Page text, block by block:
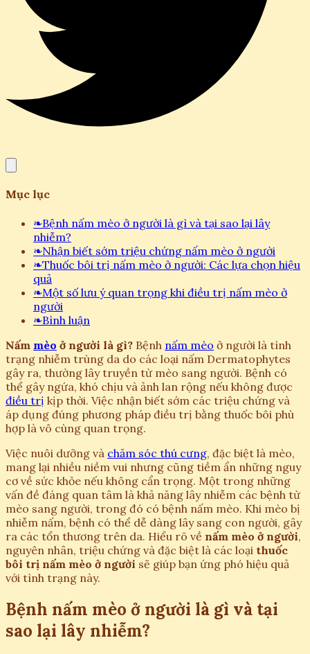
Mục lục
❧Bệnh nấm mèo ở người là gì và tại sao lại lây
nhiễm?
❧Nhận biết sớm triệu chứng nấm mèo ở người
❧Thuốc bôi trị nấm mèo ở người: Các lựa chọn hiệu
quả
❧Một số lưu ý quan trọng khi điều trị nấm mèo ở
người
❧Bình luận
Nấm mèo ở người là gì? Bệnh nấm mèo ở người là tình
trạng nhiễm trùng da do các loại nấm Dermatophytes
gây ra, thường lây truyền từ mèo sang người. Bệnh có
thể gây ngứa, khó chịu và ảnh lan rộng nếu không được
điều trị kịp thời. Việc nhận biết sớm các triệu chứng và
áp dụng đúng phương pháp điều trị bằng thuốc bôi phù
hợp là vô cùng quan trọng.
Việc nuôi dưỡng và chăm sóc thú cưng, đặc biệt là mèo,
mang lại nhiều niềm vui nhưng cũng tiềm ẩn những nguy
cơ về sức khỏe nếu không cẩn trọng. Một trong những
vấn đề đáng quan tâm là khả năng lây nhiễm các bệnh từ
mèo sang người, trong đó có bệnh nấm mèo. Khi mèo bị
nhiễm nấm, bệnh có thể dễ dàng lây sang con người, gây
ra các tổn thương trên da. Hiểu rõ về nấm mèo ở người,
nguyên nhân, triệu chứng và đặc biệt là các loại thuốc
bôi trị nấm mèo ở người sẽ giúp bạn ứng phó hiệu quả
với tình trạng này.
Bệnh nấm mèo ở người là gì và tại
sao lại lây nhiễm?